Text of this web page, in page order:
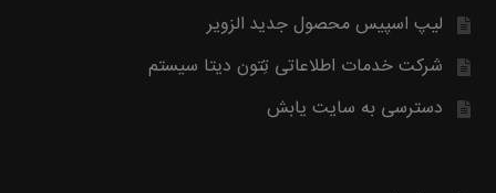
لیپ اسپیس محصول جدید الزویر
شرکت خدمات اطلاعاتی تِتون دیتا سیستم
دسترسی به سایت یابش